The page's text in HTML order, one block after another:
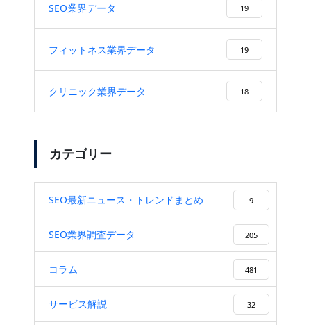
SEO業界データ 19
フィットネス業界データ 19
クリニック業界データ 18
カテゴリー
SEO最新ニュース・トレンドまとめ 9
SEO業界調査データ 205
コラム 481
サービス解説 32